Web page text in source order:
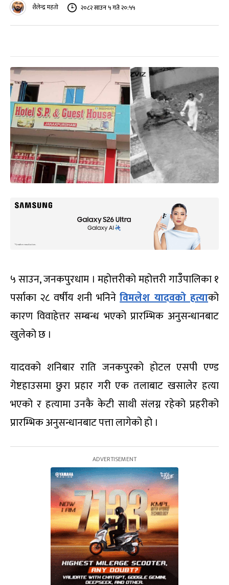
शैलेन्द्र महतो २०८२ साउन ५ गते २०:५५
५ साउन, जनकपुरधाम । महोत्तरीको महोत्तरी गाउँँपालिका १
पर्साका २८ वर्षीय शनी भनिनेविमलेश यादवको हत्याको
कारण विवाहेत्तर सम्बन्ध भएको प्रारम्भिक अनुसन्धानबाट
खुलेको छ ।
यादवको शनिबार राति जनकपुरको होटल एसपी एण्ड
गेष्टहाउसमा छुरा प्रहार गरी एक तलाबाट खसालेर हत्या
भएको र हत्यामा उनकै केटी साथी संलग्न रहेको प्रहरीको
प्रारम्भिक अनुसन्धानबाट पत्ता लागेको हो ।